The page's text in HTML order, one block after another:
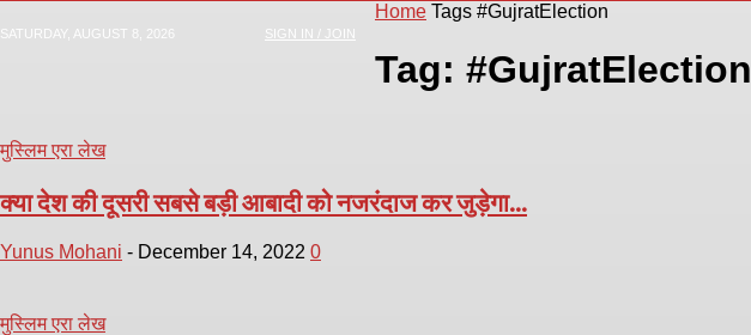
SATURDAY, AUGUST 8, 2026 SIGN IN / JOIN
Home Tags #GujratElection
Tag: #GujratElection
मुस्लिम एरा लेख
क्या देश की दूसरी सबसे बड़ी आबादी को नजरंदाज कर जुड़ेगा...
Yunus Mohani - December 14, 2022 0
मुस्लिम एरा लेख